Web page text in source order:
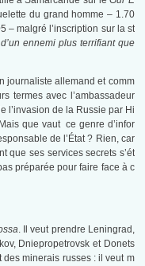
du grand homme – 1.70
– malgré l’inscription sur la st
ennemi plus terrifiant que
journaliste allemand et comm
termes avec l’ambassadeur
l’invasion de la Russie par Hi
que vaut ce genre d’infor
de l’État ? Rien, car
que ses services secrets s’ét
préparée pour faire face à c
. Il veut prendre Leningrad,
Dniepropetrovsk et Donets
minerais russes : il veut m